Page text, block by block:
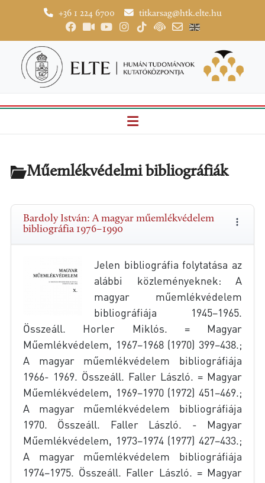
+36 1 224 6700 titkarsag@htk.elte.hu
Műemlékvédelmi bibliográfiák
Bardoly István: A magyar műemlékvédelem
bibliográfia 1976–1990
Jelen bibliográfia folytatása az
alábbi közleményeknek: A
magyar műemlékvédelem
bibliográfiája 1945–1965.
Összeáll. Horler Miklós. = Magyar
Műemlékvédelem, 1967–1968 (1970) 399–438.;
A magyar műemlékvédelem bibliográfiája
1966- 1969. Összeáll. Faller László. = Magyar
Műemlékvédelem, 1969–1970 (1972) 451–469.;
A magyar műemlékvédelem bibliográfiája
1970. Összeáll. Faller László. - Magyar
Műemlékvédelem, 1973–1974 (1977) 427–433.;
A magyar műemlékvédelem bibliográfiája
1974–1975. Összeáll. Faller László. = Magyar